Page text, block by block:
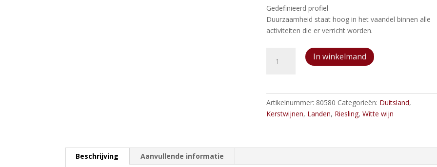
Gedefinieerd profiel
Duurzaamheid staat hoog in het vaandel binnen alle
activiteiten die er verricht worden.
Korrell
In winkelmand
Artikelnummer: 80580 Categorieën: Duitsland,
Kerstwijnen, Landen, Riesling,Witte wijn
Beschrijving Aanvullende informatie